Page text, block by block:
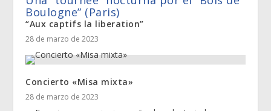
Boulogne” (Paris)
“Aux captifs la liberation”
28 de marzo de 2023
Concierto «Misa mixta»
28 de marzo de 2023